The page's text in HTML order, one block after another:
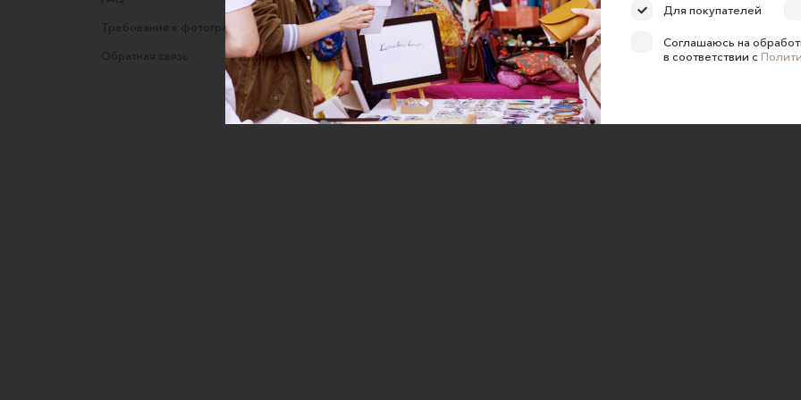
Требования к фотографиям
Обратная связь
Политика конфиденциальности
Согласие на обработку персональных
данных
Для покупателей
Соглашаюсь на
в соответствии с